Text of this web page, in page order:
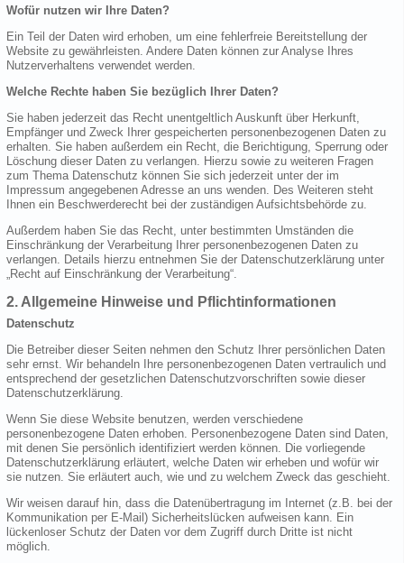
Wofür nutzen wir Ihre Daten?
Ein Teil der Daten wird erhoben, um eine fehlerfreie Bereitstellung der
Website zu gewährleisten. Andere Daten können zur Analyse Ihres
Nutzerverhaltens verwendet werden.
Welche Rechte haben Sie bezüglich Ihrer Daten?
Sie haben jederzeit das Recht unentgeltlich Auskunft über Herkunft,
Empfänger und Zweck Ihrer gespeicherten personenbezogenen Daten zu
erhalten. Sie haben außerdem ein Recht, die Berichtigung, Sperrung oder
Löschung dieser Daten zu verlangen. Hierzu sowie zu weiteren Fragen
zum Thema Datenschutz können Sie sich jederzeit unter der im
Impressum angegebenen Adresse an uns wenden. Des Weiteren steht
Ihnen ein Beschwerderecht bei der zuständigen Aufsichtsbehörde zu.
Außerdem haben Sie das Recht, unter bestimmten Umständen die
Einschränkung der Verarbeitung Ihrer personenbezogenen Daten zu
verlangen. Details hierzu entnehmen Sie der Datenschutzerklärung unter
„Recht auf Einschränkung der Verarbeitung“.
2. Allgemeine Hinweise und Pflichtinformationen
Datenschutz
Die Betreiber dieser Seiten nehmen den Schutz Ihrer persönlichen Daten
sehr ernst. Wir behandeln Ihre personenbezogenen Daten vertraulich und
entsprechend der gesetzlichen Datenschutzvorschriften sowie dieser
Datenschutzerklärung.
Wenn Sie diese Website benutzen, werden verschiedene
personenbezogene Daten erhoben. Personenbezogene Daten sind Daten,
mit denen Sie persönlich identifiziert werden können. Die vorliegende
Datenschutzerklärung erläutert, welche Daten wir erheben und wofür wir
sie nutzen. Sie erläutert auch, wie und zu welchem Zweck das geschieht.
Wir weisen darauf hin, dass die Datenübertragung im Internet (z.B. bei der
Kommunikation per E-Mail) Sicherheitslücken aufweisen kann. Ein
lückenloser Schutz der Daten vor dem Zugriff durch Dritte ist nicht
möglich.